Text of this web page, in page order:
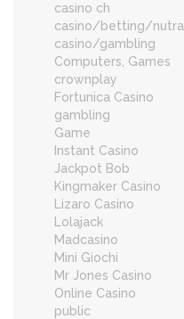
casino ch
casino/betting/nutra
casino/gambling
Computers, Games
crownplay
Fortunica Casino
gambling
Game
Instant Casino
Jackpot Bob
Kingmaker Casino
Lizaro Casino
Lolajack
Madcasino
Mini Giochi
Mr Jones Casino
Online Casino
public